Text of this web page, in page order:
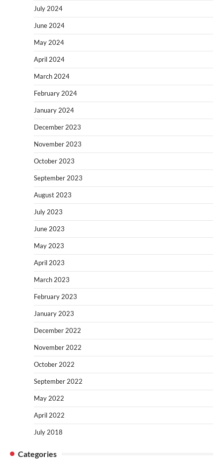
July 2024
June 2024
May 2024
April 2024
March 2024
February 2024
January 2024
December 2023
November 2023
October 2023
September 2023
August 2023
July 2023
June 2023
May 2023
April 2023
March 2023
February 2023
January 2023
December 2022
November 2022
October 2022
September 2022
May 2022
April 2022
July 2018
Categories